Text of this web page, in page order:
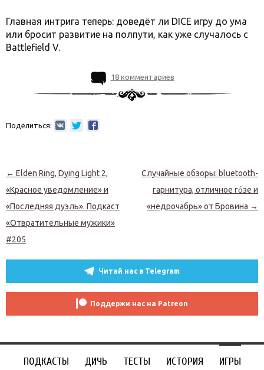
Главная интрига теперь: доведёт ли DICE игру до ума
или бросит развитие на полпути, как уже случалось с
Battlefield V.
18 комментариев
Поделиться:
Навигация по записям
← Elden Ring, Dying Light 2,
«Красное уведомление» и
«Последняя дуэль». Подкаст
«Отвратительные мужики»
#205
Случайные обзоры: bluetooth-
гарнитура, отличное го́зе и
«недрочабрь» от Бровина →
Читай нас в Telegram
Поддержи нас на Patreon
ПОДКАСТЫ ДИЧЬ ТЕСТЫ ИСТОРИЯ ИГРЫ